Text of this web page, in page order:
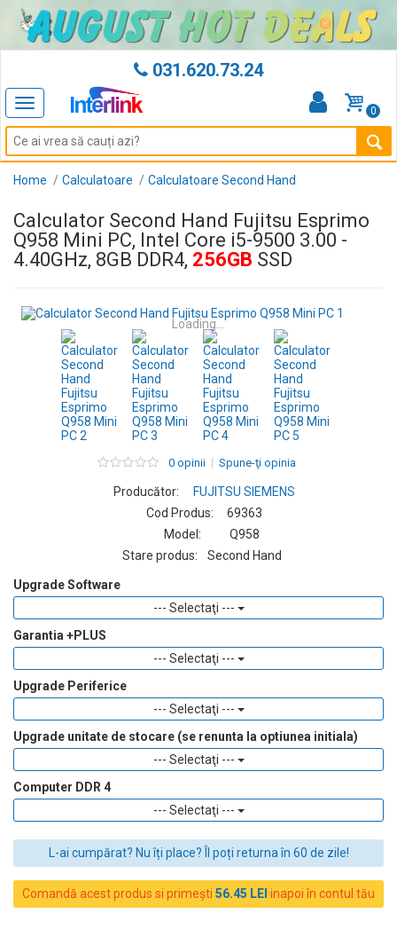
031.620.73.24
Toggle
navigation
0
Home Calculatoare Calculatoare Second Hand
Calculator Second Hand Fujitsu Esprimo
Q958 Mini PC, Intel Core i5-9500 3.00 -
4.40GHz, 8GB DDR4, 256GB SSD
Loading...
0 opinii Spune-ţi opinia
Producător:
FUJITSU SIEMENS
Cod Produs:
69363
Model:
Q958
Stare produs:
Second Hand
Upgrade Software
--- Selectaţi ---
Garantia +PLUS
--- Selectaţi ---
Upgrade Periferice
--- Selectaţi ---
Upgrade unitate de stocare (se renunta la optiunea initiala)
--- Selectaţi ---
Computer DDR 4
--- Selectaţi ---
L-ai cumpărat? Nu îți place? Îl poți returna în 60 de zile!
Comandă acest produs si primești 56.45 LEI inapoi în contul tău